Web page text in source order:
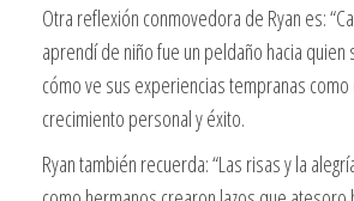
Otra reflexión conmovedora de Ryan es:
aprendí de niño fue un peldaño hacia quien
cómo ve sus experiencias tempranas
crecimiento personal y éxito.
Ryan también recuerda: “Las risas y la